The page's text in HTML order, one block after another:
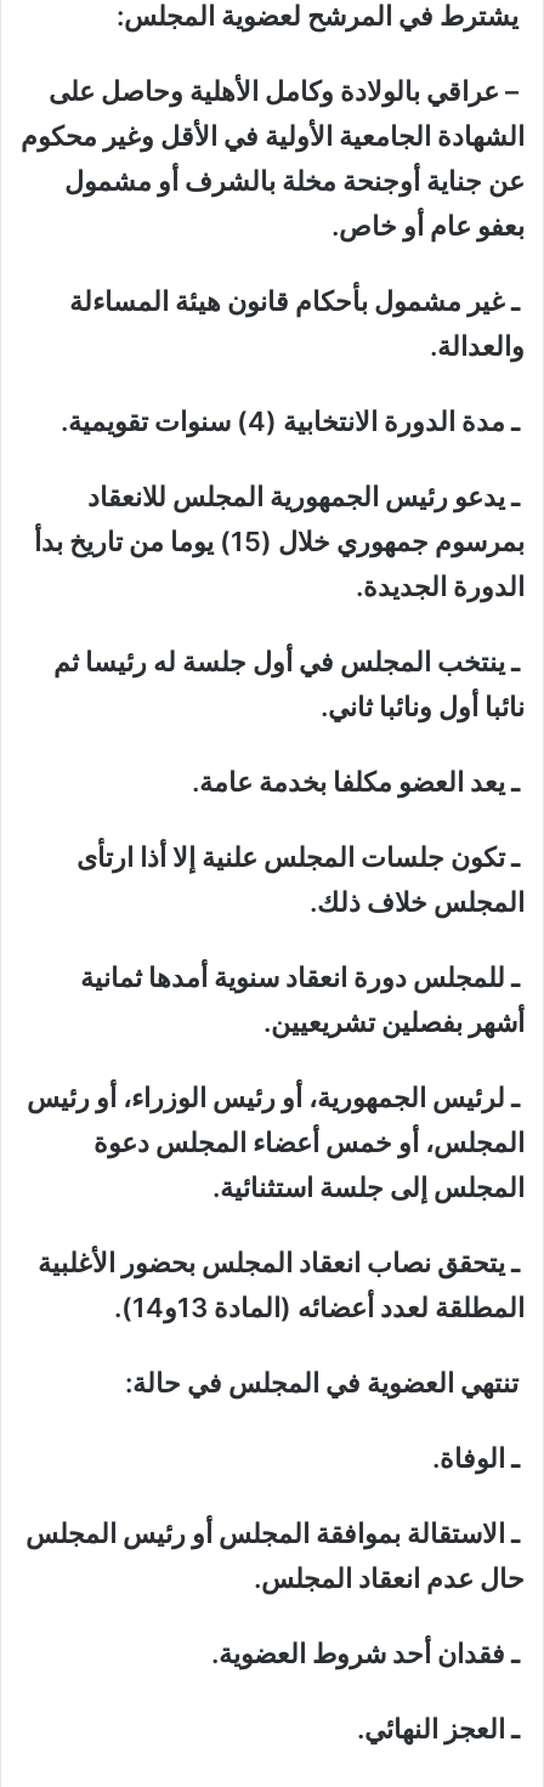
يشترط في المرشح لعضوية المجلس:
– عراقي بالولادة وكامل الأهلية وحاصل على
الشهادة الجامعية الأولية في الأقل وغير محكوم
عن جناية أوجنحة مخلة بالشرف أو مشمول
بعفو عام أو خاص.
ـ غير مشمول بأحكام قانون هيئة المساءلة
والعدالة.
ـ مدة الدورة الانتخابية (4) سنوات تقويمية.
ـ يدعو رئيس الجمهورية المجلس للانعقاد
بمرسوم جمهوري خلال (15) يوما من تاريخ بدأ
الدورة الجديدة.
ـ ينتخب المجلس في أول جلسة له رئيسا ثم
نائبا أول ونائبا ثاني.
ـ يعد العضو مكلفا بخدمة عامة.
ـ تكون جلسات المجلس علنية إلا أذا ارتأى
المجلس خلاف ذلك.
ـ للمجلس دورة انعقاد سنوية أمدها ثمانية
أشهر بفصلين تشريعيين.
ـ لرئيس الجمهورية، أو رئيس الوزراء، أو رئيس
المجلس، أو خمس أعضاء المجلس دعوة
المجلس إلى جلسة استثنائية.
ـ يتحقق نصاب انعقاد المجلس بحضور الأغلبية
المطلقة لعدد أعضائه (المادة 13و14).
تنتهي العضوية في المجلس في حالة:
ـ الوفاة.
ـ الاستقالة بموافقة المجلس أو رئيس المجلس
حال عدم انعقاد المجلس.
ـ فقدان أحد شروط العضوية.
ـ العجز النهائي.